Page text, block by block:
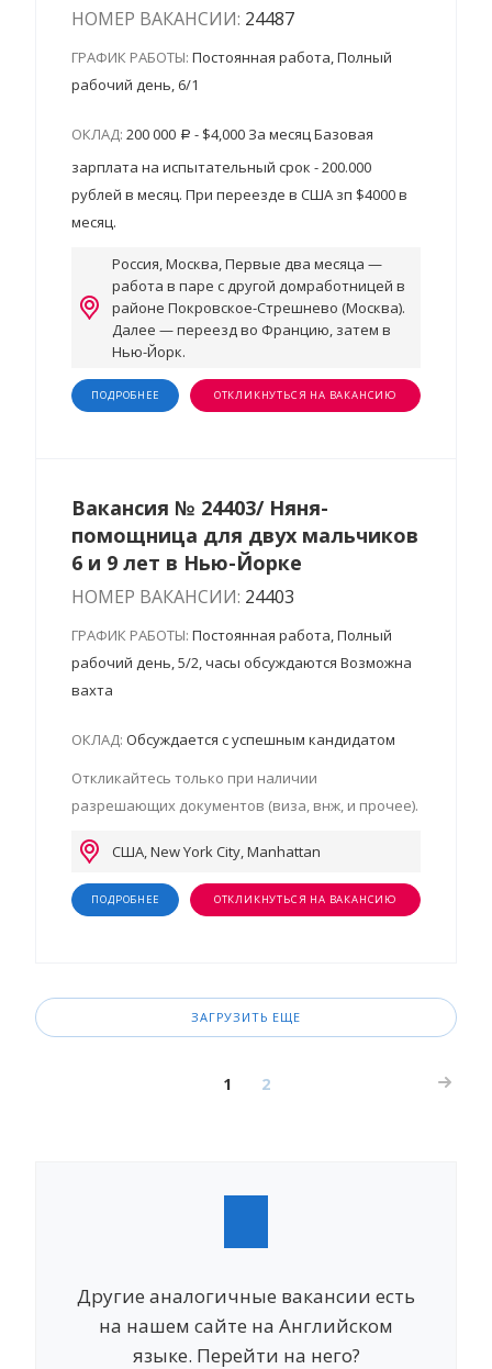
НОМЕР ВАКАНСИИ: 24487
ГРАФИК РАБОТЫ: Постоянная работа, Полный
рабочий день, 6/1
ОКЛАД: 200 000
- $4,000 За месяц Базовая
зарплата на испытательный срок - 200.000
рублей в месяц. При переезде в США зп $4000 в
месяц.
Россия, Москва, Первые два месяца —
работа в паре с другой домработницей в
районе Покровское-Стрешнево (Москва).
Далее — переезд во Францию, затем в
Нью-Йорк.
ПОДРОБНЕЕ ОТКЛИКНУТЬСЯ НА ВАКАНСИЮ
Вакансия № 24403/ Няня-
помощница для двух мальчиков
6 и 9 лет в Нью-Йорке
НОМЕР ВАКАНСИИ: 24403
ГРАФИК РАБОТЫ: Постоянная работа, Полный
рабочий день, 5/2, часы обсуждаются Возможна
вахта
ОКЛАД: Обсуждается с успешным кандидатом
Откликайтесь только при наличии
разрешающих документов (виза, внж, и прочее).
США, New York City, Manhattan
ПОДРОБНЕЕ ОТКЛИКНУТЬСЯ НА ВАКАНСИЮ
ЗАГРУЗИТЬ ЕЩЕ
1 2
Другие аналогичные вакансии есть
на нашем сайте на Английском
языке. Перейти на него?